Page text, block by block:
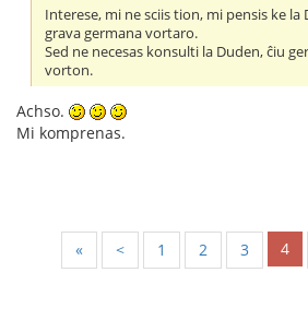
Interese, mi ne sciis tion, mi pensis ke la
grava germana vortaro.
Sed ne necesas konsulti la Duden, ĉiu
vorton.
Achso.
Mi komprenas.
« < 1 2 3 4